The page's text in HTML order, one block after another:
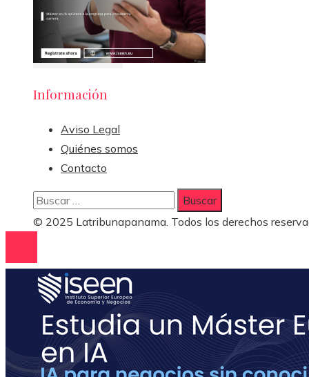
Información
Aviso Legal
Quiénes somos
Contacto
Buscar:
© 2025 Latribunapanama. Todos los derechos